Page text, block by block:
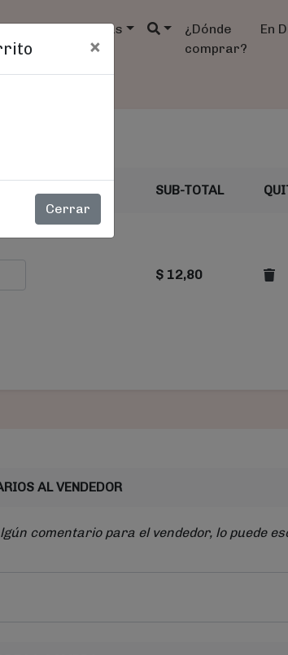
Agendas
¿Dónde
comprar?
En
×
Cerrar
SUB-TOTAL
$ 12,80
AL VENDEDOR
comentario para el vendedor, lo puede